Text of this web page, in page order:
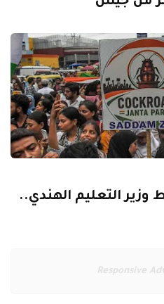
التعليم الهندي..
Responsive